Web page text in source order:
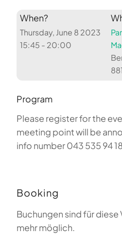
When?
Thursday, June 8 2023
15:45 - 20:00
Program
Please register for the
meeting point will be
info number 043 535 94
Booking
Buchungen sind für
mehr möglich.